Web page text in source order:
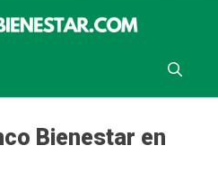
Bienestar en